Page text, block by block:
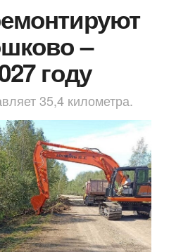
–
году
35,4 километра.